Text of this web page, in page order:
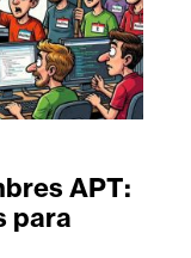
APT:
para